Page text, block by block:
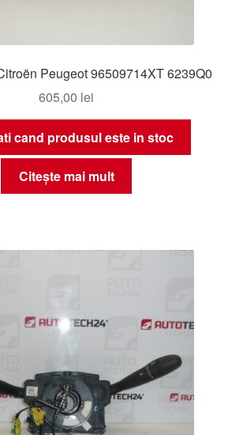
Peugeot 96509714XT 6239Q0
605,00 lei
cand produsul este in stoc
Citește mai mult